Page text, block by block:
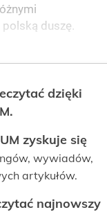
polską duszę.
dzięki
zyskuje się
wywiadów,
artykułów.
najnowszy